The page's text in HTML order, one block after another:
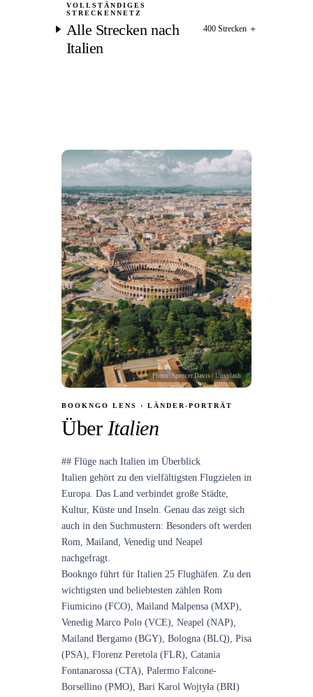
VOLLSTÄNDIGES
STRECKENNETZ
Alle Strecken nach
Italien
400 Strecken ＋
Photo:Spencer Davis / Unsplash
BOOKNGO LENS · LÄNDER-PORTRÄT
Über Italien
## Flüge nach Italien im Überblick
Italien gehört zu den vielfältigsten Flugzielen in
Europa. Das Land verbindet große Städte,
Kultur, Küste und Inseln. Genau das zeigt sich
auch in den Suchmustern: Besonders oft werden
Rom, Mailand, Venedig und Neapel
nachgefragt.
Bookngo führt für Italien 25 Flughäfen. Zu den
wichtigsten und beliebtesten zählen Rom
Fiumicino (FCO), Mailand Malpensa (MXP),
Venedig Marco Polo (VCE), Neapel (NAP),
Mailand Bergamo (BGY), Bologna (BLQ), Pisa
(PSA), Florenz Peretola (FLR), Catania
Fontanarossa (CTA), Palermo Falcone-
Borsellino (PMO), Bari Karol Wojtyła (BRI)